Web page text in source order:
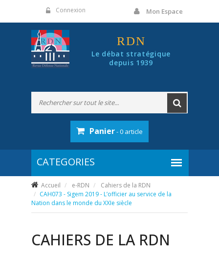
Connexion Mon Espace
RDN
Le débat stratégique
depuis 1939
Panier- 0 article
Accueil e-RDN
Cahiers de la RDN
CAH073 - Sigem 2019 - L’officier au service de la
Nation dans le monde du XXIe siècle
CAHIERS DE LA RDN